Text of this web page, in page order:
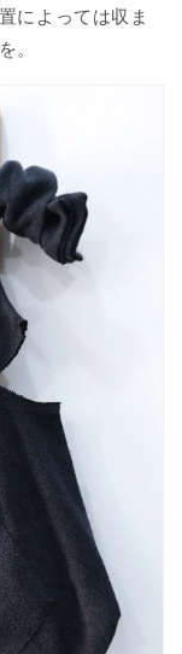
によっては収ま
。